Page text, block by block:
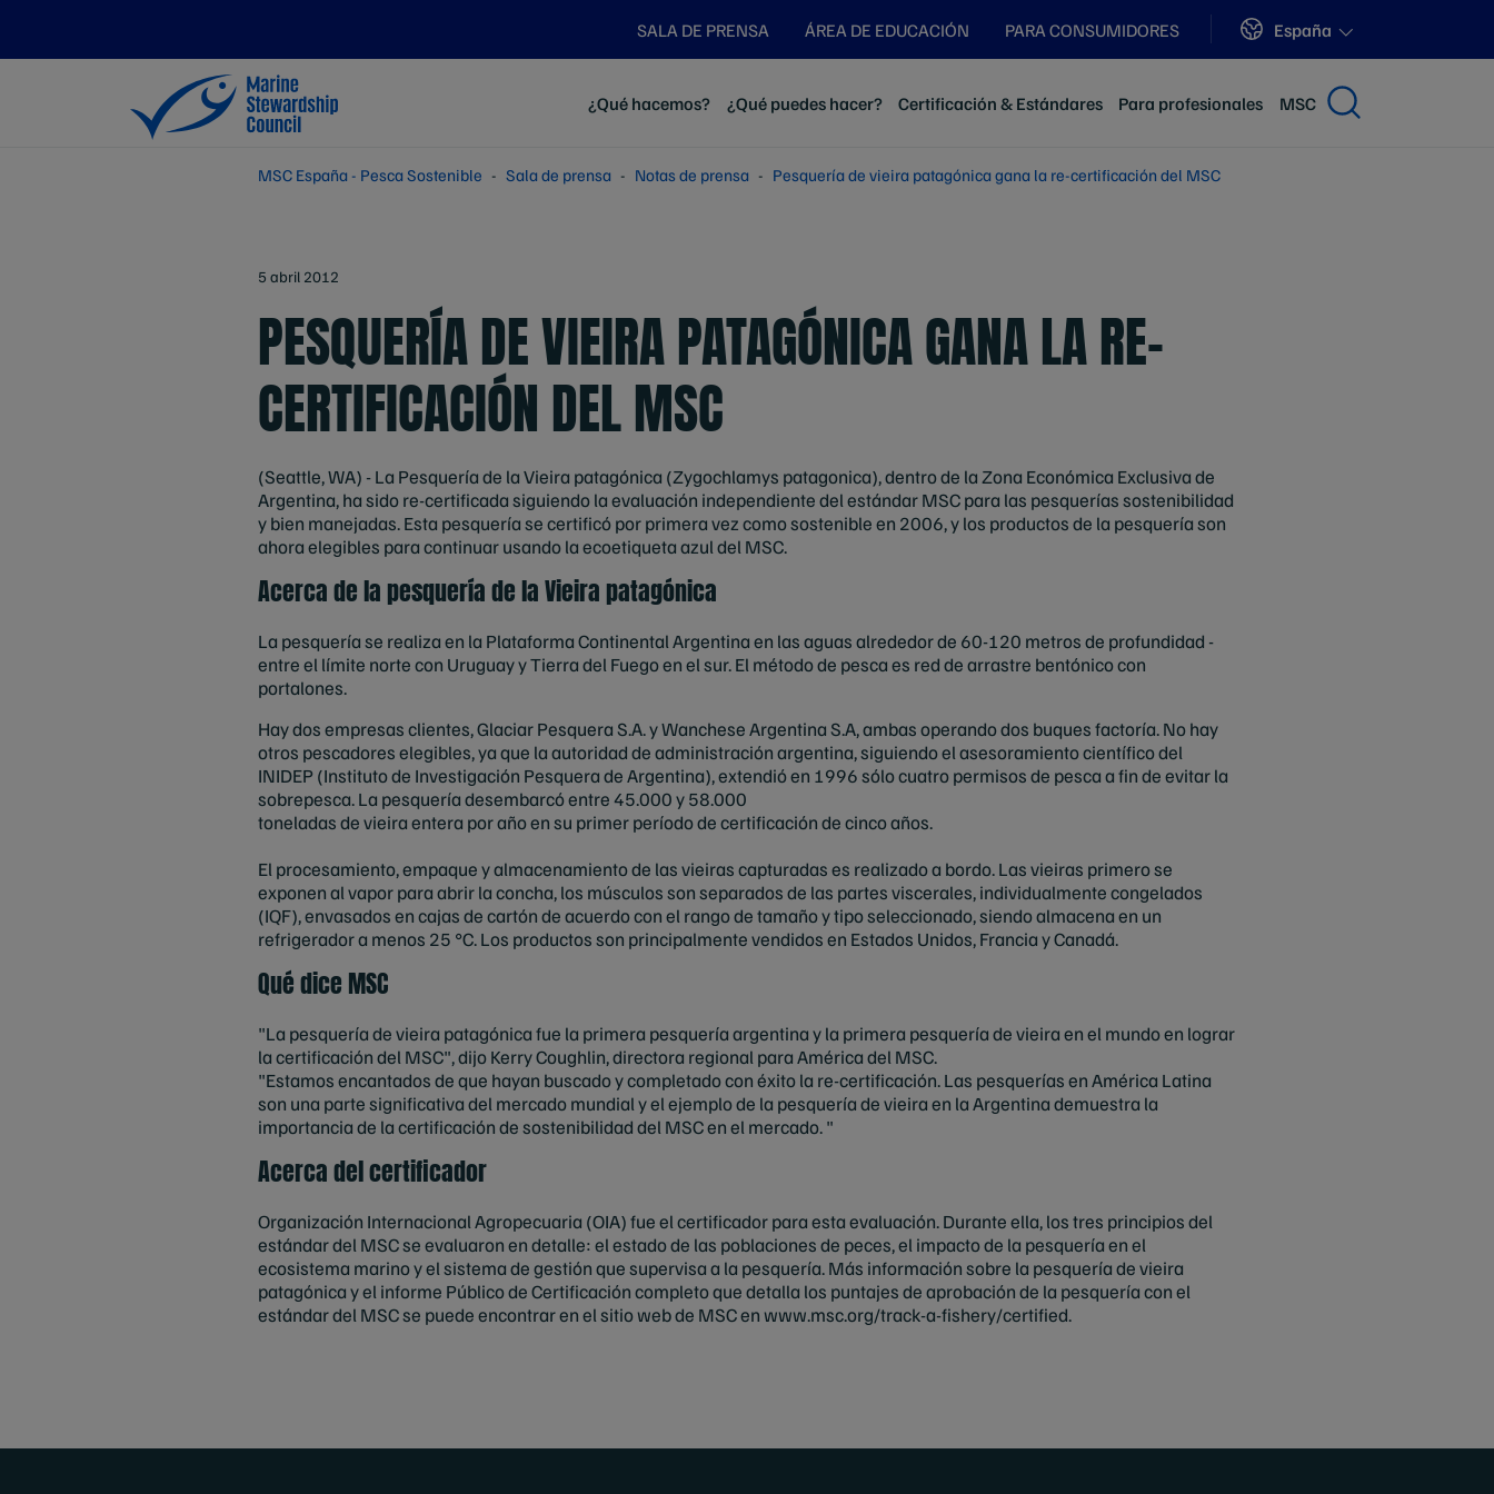
SALA DE PRENSA ÁREA DE EDUCACIÓN PARA CONSUMIDORES Sites
España
¿Qué hacemos? ¿Qué puedes hacer? Certificación & Estándares Para profesionales MSC
MSC España - Pesca Sostenible Sala de prensa Notas de prensa Pesquería de vieira patagónica gana la re-certificación del MSC
5 abril 2012
PESQUERÍA DE VIEIRA PATAGÓNICA GANA LA RE-
CERTIFICACIÓN DEL MSC
(Seattle, WA) - La Pesquería de la Vieira patagónica (Zygochlamys patagonica), dentro de la Zona Económica Exclusiva de
Argentina, ha sido re-certificada siguiendo la evaluación independiente del estándar MSC para las pesquerías sostenibilidad
y bien manejadas. Esta pesquería se certificó por primera vez como sostenible en 2006, y los productos de la pesquería son
ahora elegibles para continuar usando la ecoetiqueta azul del MSC.
Acerca de la pesquería de la Vieira patagónica
La pesquería se realiza en la Plataforma Continental Argentina en las aguas alrededor de 60-120 metros de profundidad -
entre el límite norte con Uruguay y Tierra del Fuego en el sur. El método de pesca es red de arrastre bentónico con
portalones.
Hay dos empresas clientes, Glaciar Pesquera S.A. y Wanchese Argentina S.A, ambas operando dos buques factoría. No hay
otros pescadores elegibles, ya que la autoridad de administración argentina, siguiendo el asesoramiento científico del
INIDEP (Instituto de Investigación Pesquera de Argentina), extendió en 1996 sólo cuatro permisos de pesca a fin de evitar la
sobrepesca. La pesquería desembarcó entre 45.000 y 58.000
toneladas de vieira entera por año en su primer período de certificación de cinco años.
El procesamiento, empaque y almacenamiento de las vieiras capturadas es realizado a bordo. Las vieiras primero se
exponen al vapor para abrir la concha, los músculos son separados de las partes viscerales, individualmente congelados
(IQF), envasados en cajas de cartón de acuerdo con el rango de tamaño y tipo seleccionado, siendo almacena en un
refrigerador a menos 25 °C. Los productos son principalmente vendidos en Estados Unidos, Francia y Canadá.
Qué dice MSC
"La pesquería de vieira patagónica fue la primera pesquería argentina y la primera pesquería de vieira en el mundo en lograr
la certificación del MSC", dijo Kerry Coughlin, directora regional para América del MSC.
"Estamos encantados de que hayan buscado y completado con éxito la re-certificación. Las pesquerías en América Latina
son una parte significativa del mercado mundial y el ejemplo de la pesquería de vieira en la Argentina demuestra la
importancia de la certificación de sostenibilidad del MSC en el mercado. "
Acerca del certificador
Organización Internacional Agropecuaria (OIA) fue el certificador para esta evaluación. Durante ella, los tres principios del
estándar del MSC se evaluaron en detalle: el estado de las poblaciones de peces, el impacto de la pesquería en el
ecosistema marino y el sistema de gestión que supervisa a la pesquería. Más información sobre la pesquería de vieira
patagónica y el informe Público de Certificación completo que detalla los puntajes de aprobación de la pesquería con el
estándar del MSC se puede encontrar en el sitio web de MSC en www.msc.org/track-a-fishery/certified.